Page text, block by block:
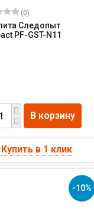
(0)
Следопыт
PF-GST-N11
В корзину
-10%